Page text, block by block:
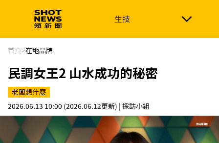
生技
生技 政治
新南向 體育
首頁>在地品牌
民調女王2 山水成功的秘密
老闆想什麼
2026.06.13 10:00 (2026.06.12更新) | 採訪小組